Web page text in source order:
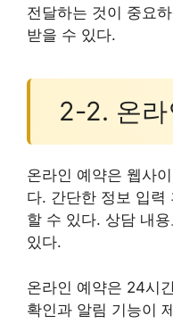
전달하는 것이 중요
받을 수 있다.
2-2. 온
온라인 예약은 웹사
다. 간단한 정보 입력
할 수 있다. 상담 내
있다.
온라인 예약은 24시
확인과 알림 기능이